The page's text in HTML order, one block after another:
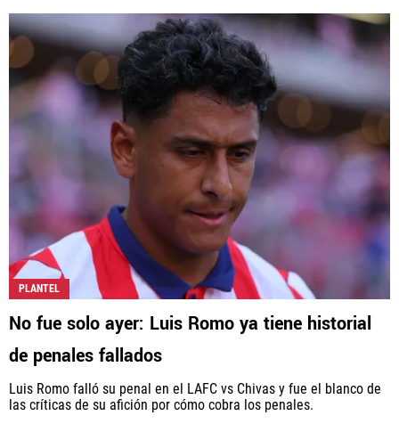
PLANTEL
No fue solo ayer: Luis Romo ya tiene historial
de penales fallados
Luis Romo falló su penal en el LAFC vs Chivas y fue el blanco de
las críticas de su afición por cómo cobra los penales.